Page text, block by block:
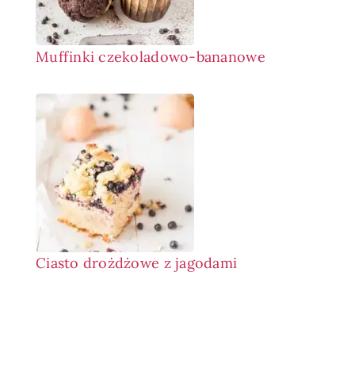
Muffinki czekoladowo-bananowe
Ciasto drożdżowe z jagodami